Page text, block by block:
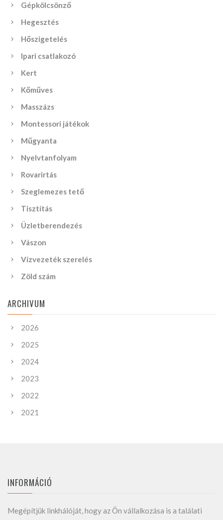
Gépkölcsönző
Hegesztés
Hőszigetelés
Ipari csatlakozó
Kert
Kőműves
Masszázs
Montessori játékok
Műgyanta
Nyelvtanfolyam
Rovarirtás
Szeglemezes tető
Tisztítás
Üzletberendezés
Vászon
Vízvezeték szerelés
Zöld szám
ARCHIVUM
2026
2025
2024
2023
2022
2021
INFORMÁCIÓ
Megépítjük linkhálóját, hogy az Ön vállalkozása is a találati